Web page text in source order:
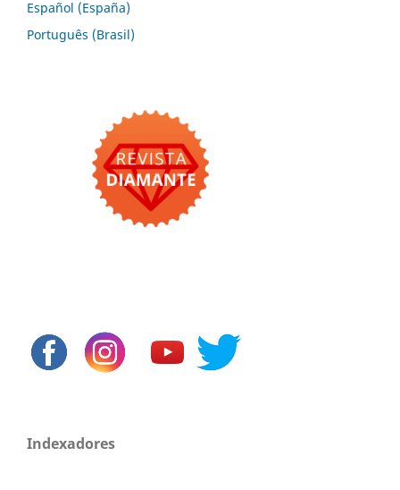
Español (España)
Português (Brasil)
Indexadores